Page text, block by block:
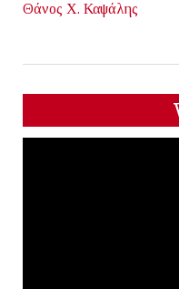
Θάνος Χ. Καψάλης